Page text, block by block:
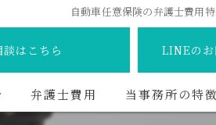
自動車任意保険の弁護士費用
談はこちら LINEのお
弁護士費用 当事務所の特徴